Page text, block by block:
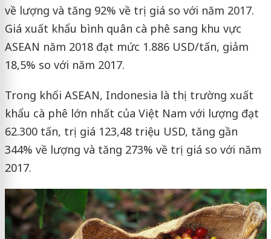
về lượng và tăng 92% về trị giá so với năm 2017.
Giá xuất khẩu bình quân cà phê sang khu vực
ASEAN năm 2018 đạt mức 1.886 USD/tấn, giảm
18,5% so với năm 2017.
Trong khối ASEAN, Indonesia là thị trường xuất
khẩu cà phê lớn nhất của Việt Nam với lượng đạt
62.300 tấn, trị giá 123,48 triệu USD, tăng gần
344% về lượng và tăng 273% về trị giá so với năm
2017.